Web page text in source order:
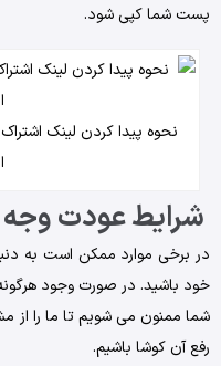
پست شما کپی شود.
نحوه پیدا کردن لینک
شرایط عودت وجه
در برخی موارد ممکن است به
خود باشید. در صورت وجود
شما ممنون می‌ شویم تا ما را از
رفع آن کوشا باشیم.